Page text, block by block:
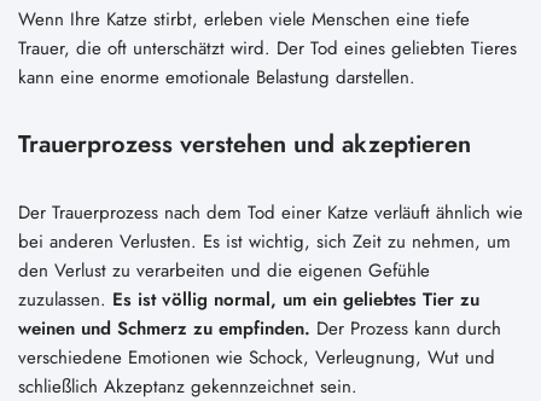
Wenn Ihre Katze stirbt, erleben viele Menschen eine tiefe
Trauer, die oft unterschätzt wird. Der Tod eines geliebten Tieres
kann eine enorme emotionale Belastung darstellen.
Trauerprozess verstehen und akzeptieren
Der Trauerprozess nach dem Tod einer Katze verläuft ähnlich wie
bei anderen Verlusten. Es ist wichtig, sich Zeit zu nehmen, um
den Verlust zu verarbeiten und die eigenen Gefühle
zuzulassen. Es ist völlig normal, um ein geliebtes Tier zu
weinen und Schmerz zu empfinden. Der Prozess kann durch
verschiedene Emotionen wie Schock, Verleugnung, Wut und
schließlich Akzeptanz gekennzeichnet sein.